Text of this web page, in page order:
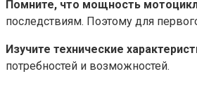
Помните, что мощность
последствиям.​ Поэтому для
Изучите технические
потребностей и возможностей.​